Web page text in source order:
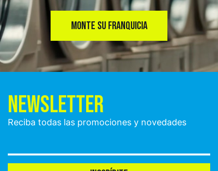
MONTE SU FRANQUICIA
NEWSLETTER
Reciba todas las promociones y novedades